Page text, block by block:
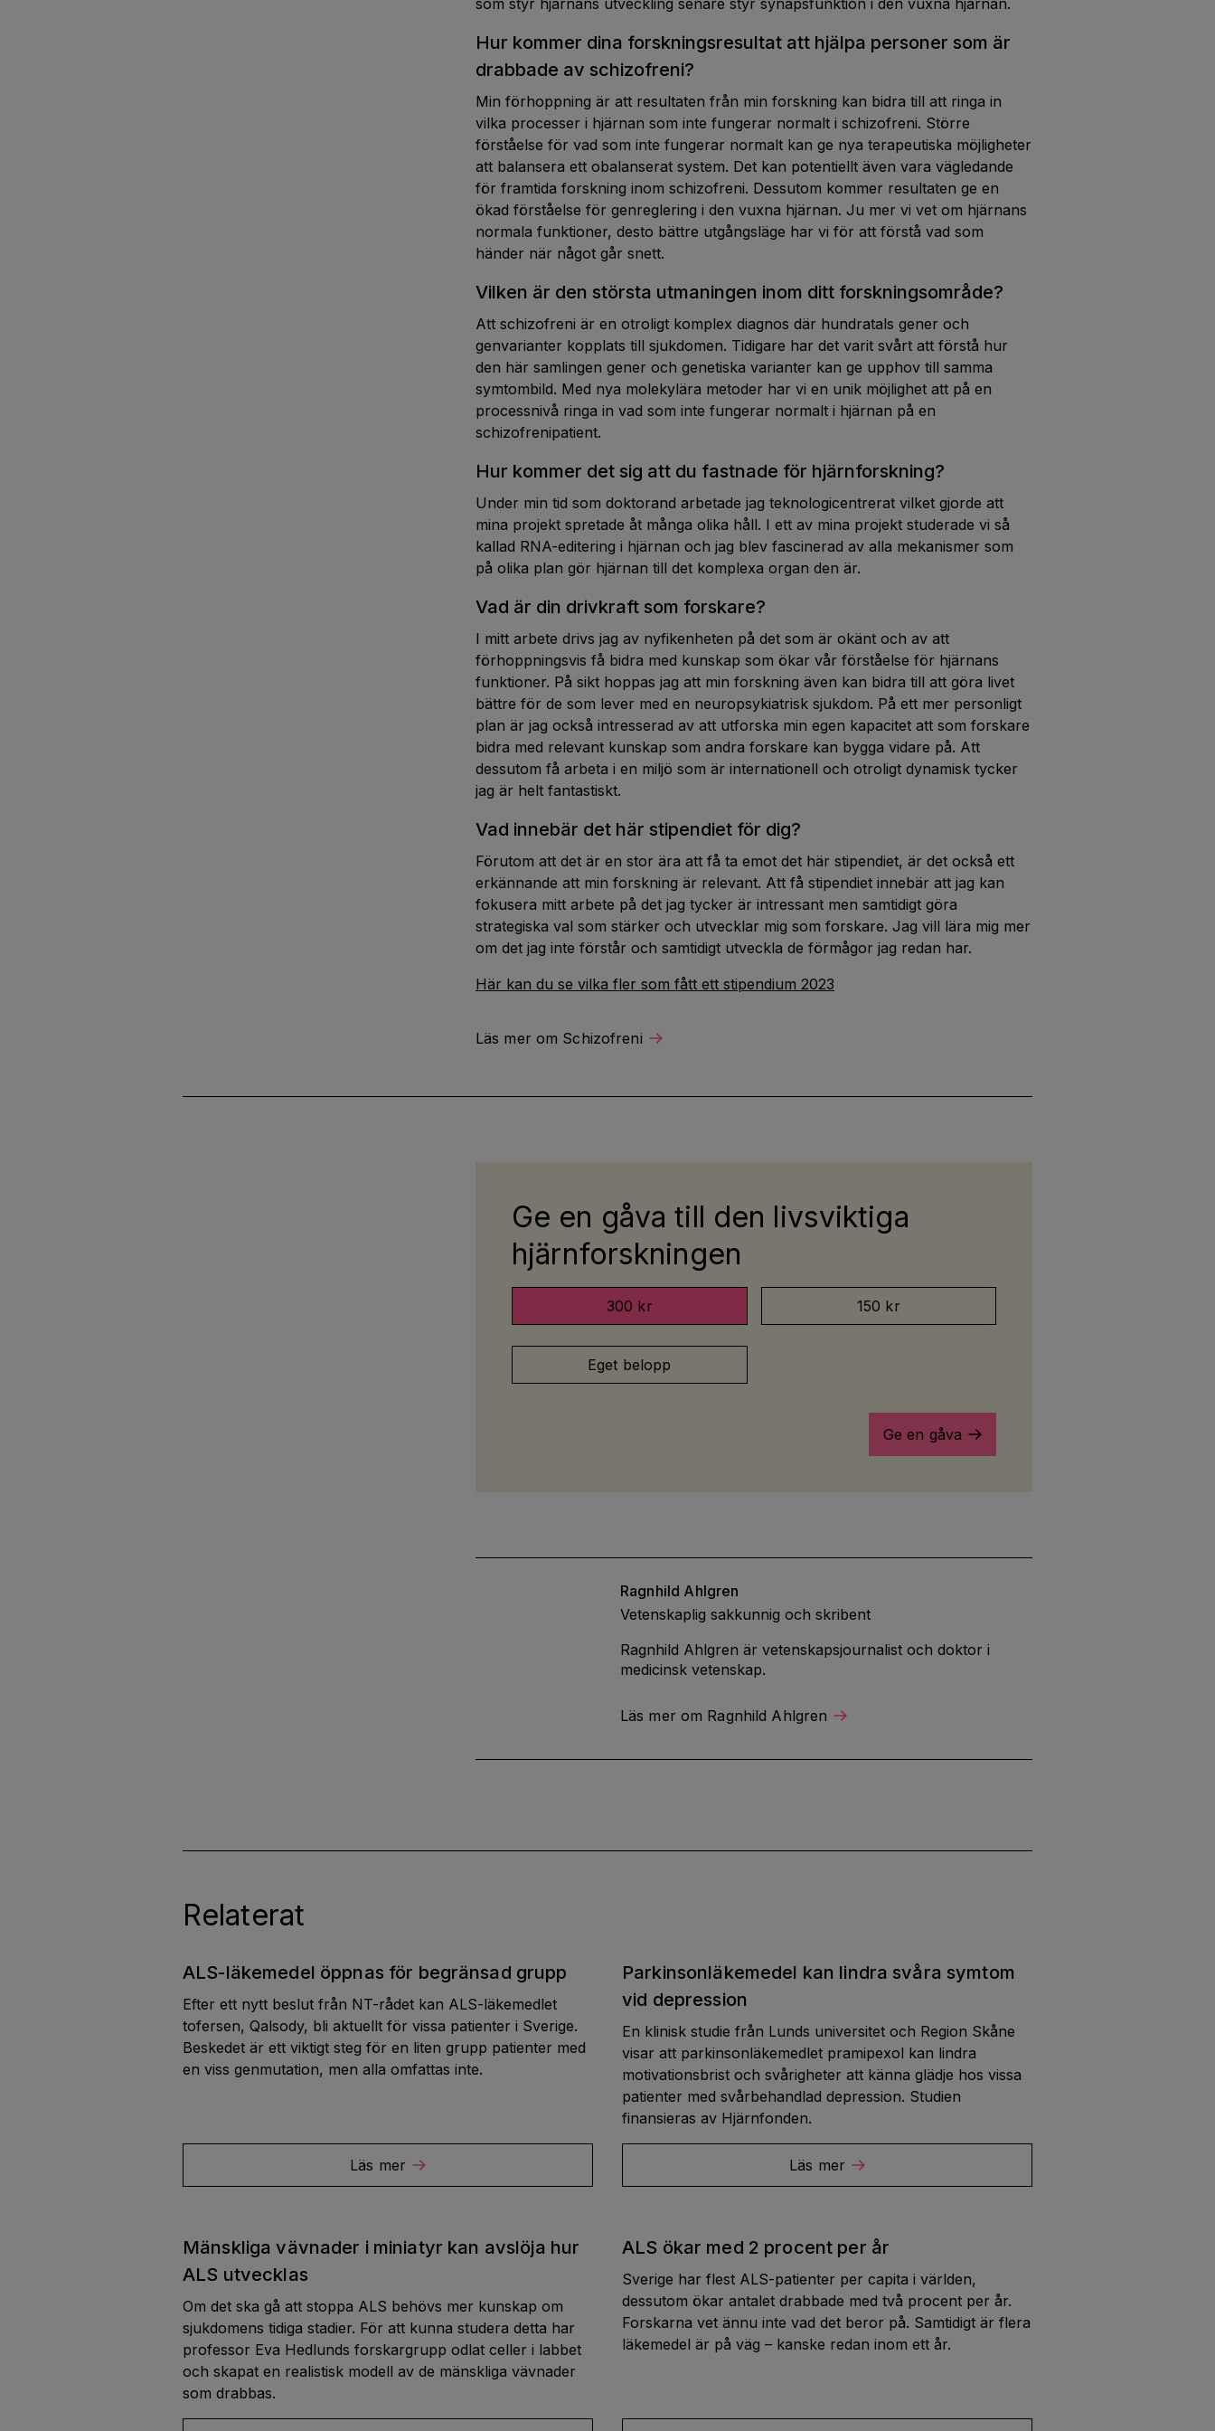
som styr hjärnans utveckling senare styr synapsfunktion i den vuxna hjärnan.
Hur kommer dina forskningsresultat att hjälpa personer som är
drabbade av schizofreni?
Min förhoppning är att resultaten från min forskning kan bidra till att ringa in
vilka processer i hjärnan som inte fungerar normalt i schizofreni. Större
förståelse för vad som inte fungerar normalt kan ge nya terapeutiska möjligheter
att balansera ett obalanserat system. Det kan potentiellt även vara vägledande
för framtida forskning inom schizofreni. Dessutom kommer resultaten ge en
ökad förståelse för genreglering i den vuxna hjärnan. Ju mer vi vet om hjärnans
normala funktioner, desto bättre utgångsläge har vi för att förstå vad som
händer när något går snett.
Vilken är den största utmaningen inom ditt forskningsområde?
Att schizofreni är en otroligt komplex diagnos där hundratals gener och
genvarianter kopplats till sjukdomen. Tidigare har det varit svårt att förstå hur
den här samlingen gener och genetiska varianter kan ge upphov till samma
symtombild. Med nya molekylära metoder har vi en unik möjlighet att på en
processnivå ringa in vad som inte fungerar normalt i hjärnan på en
schizofrenipatient.
Hur kommer det sig att du fastnade för hjärnforskning?
Under min tid som doktorand arbetade jag teknologicentrerat vilket gjorde att
mina projekt spretade åt många olika håll. I ett av mina projekt studerade vi så
kallad RNA-editering i hjärnan och jag blev fascinerad av alla mekanismer som
på olika plan gör hjärnan till det komplexa organ den är.
Vad är din drivkraft som forskare?
I mitt arbete drivs jag av nyfikenheten på det som är okänt och av att
förhoppningsvis få bidra med kunskap som ökar vår förståelse för hjärnans
funktioner. På sikt hoppas jag att min forskning även kan bidra till att göra livet
bättre för de som lever med en neuropsykiatrisk sjukdom. På ett mer personligt
plan är jag också intresserad av att utforska min egen kapacitet att som forskare
bidra med relevant kunskap som andra forskare kan bygga vidare på. Att
dessutom få arbeta i en miljö som är internationell och otroligt dynamisk tycker
jag är helt fantastiskt.
Vad innebär det här stipendiet för dig?
Förutom att det är en stor ära att få ta emot det här stipendiet, är det också ett
erkännande att min forskning är relevant. Att få stipendiet innebär att jag kan
fokusera mitt arbete på det jag tycker är intressant men samtidigt göra
strategiska val som stärker och utvecklar mig som forskare. Jag vill lära mig mer
om det jag inte förstår och samtidigt utveckla de förmågor jag redan har.
Här kan du se vilka fler som fått ett stipendium 2023
Läs mer om Schizofreni
Ge en gåva till den livsviktiga
hjärnforskningen
300 kr 150 kr
Eget belopp
Ge en gåva
Ragnhild Ahlgren
Vetenskaplig sakkunnig och skribent
Ragnhild Ahlgren är vetenskapsjournalist och doktor i
medicinsk vetenskap.
Läs mer om Ragnhild Ahlgren
Relaterat
ALS-läkemedel öppnas för begränsad grupp
Efter ett nytt beslut från NT-rådet kan ALS-läkemedlet
tofersen, Qalsody, bli aktuellt för vissa patienter i Sverige.
Beskedet är ett viktigt steg för en liten grupp patienter med
en viss genmutation, men alla omfattas inte.
Läs mer
Parkinsonläkemedel kan lindra svåra symtom
vid depression
En klinisk studie från Lunds universitet och Region Skåne
visar att parkinsonläkemedlet pramipexol kan lindra
motivationsbrist och svårigheter att känna glädje hos vissa
patienter med svårbehandlad depression. Studien
finansieras av Hjärnfonden.
Läs mer
Mänskliga vävnader i miniatyr kan avslöja hur
ALS utvecklas
Om det ska gå att stoppa ALS behövs mer kunskap om
sjukdomens tidiga stadier. För att kunna studera detta har
professor Eva Hedlunds forskargrupp odlat celler i labbet
och skapat en realistisk modell av de mänskliga vävnader
som drabbas.
ALS ökar med 2 procent per år
Sverige har flest ALS-patienter per capita i världen,
dessutom ökar antalet drabbade med två procent per år.
Forskarna vet ännu inte vad det beror på. Samtidigt är flera
läkemedel är på väg – kanske redan inom ett år.